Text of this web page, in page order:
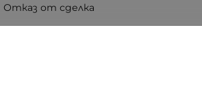
Отказ от сделка
За Drugstore.bg